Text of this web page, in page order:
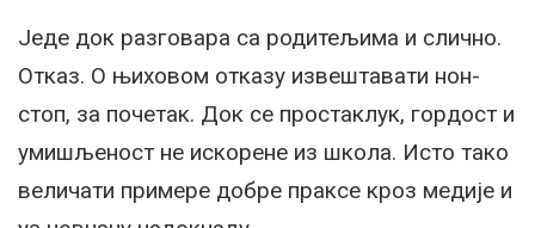
Једе док разговара са родитељима и слично.
Отказ. О њиховом отказу извештавати нон-
стоп, за почетак. Док се простаклук, гордост и
умишљеност не искорене из школа. Исто тако
величати примере добре праксе кроз медије и